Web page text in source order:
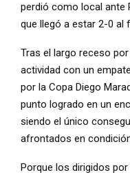
perdió como local ante
que llegó a estar 2-0 al
Tras el largo receso
actividad con un
por la Copa Diego
punto logrado en un
siendo el único
afrontados en
Porque los dirigidos